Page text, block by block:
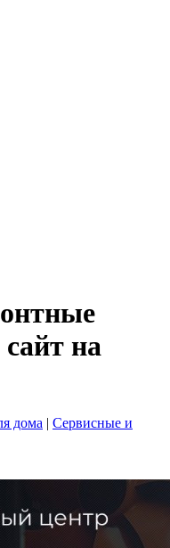
на
дома | Сервисные и